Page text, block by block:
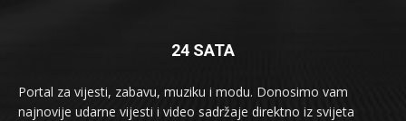
24 SATA
Portal za vijesti, zabavu, muziku i modu. Donosimo vam
najnovije udarne vijesti i video sadržaje direktno iz svijeta